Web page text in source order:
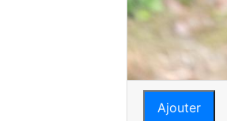
Ajouter